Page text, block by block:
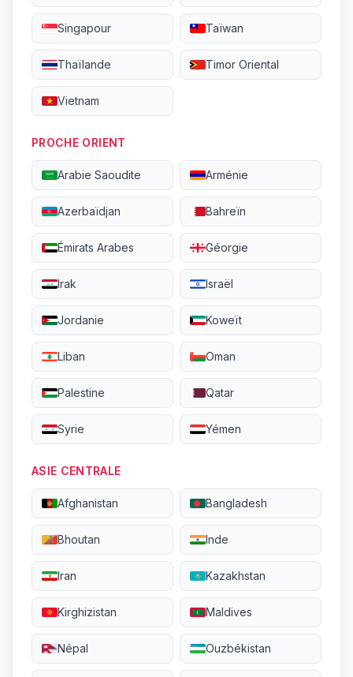
Singapour Taïwan
Thaïlande Timor Oriental
Vietnam
PROCHE ORIENT
Arabie Saoudite Arménie
Azerbaïdjan Bahreïn
Émirats Arabes Géorgie
Irak Israël
Jordanie Koweït
Liban Oman
Palestine Qatar
Syrie Yémen
ASIE CENTRALE
Afghanistan Bangladesh
Bhoutan Inde
Iran Kazakhstan
Kirghizistan Maldives
Népal Ouzbékistan